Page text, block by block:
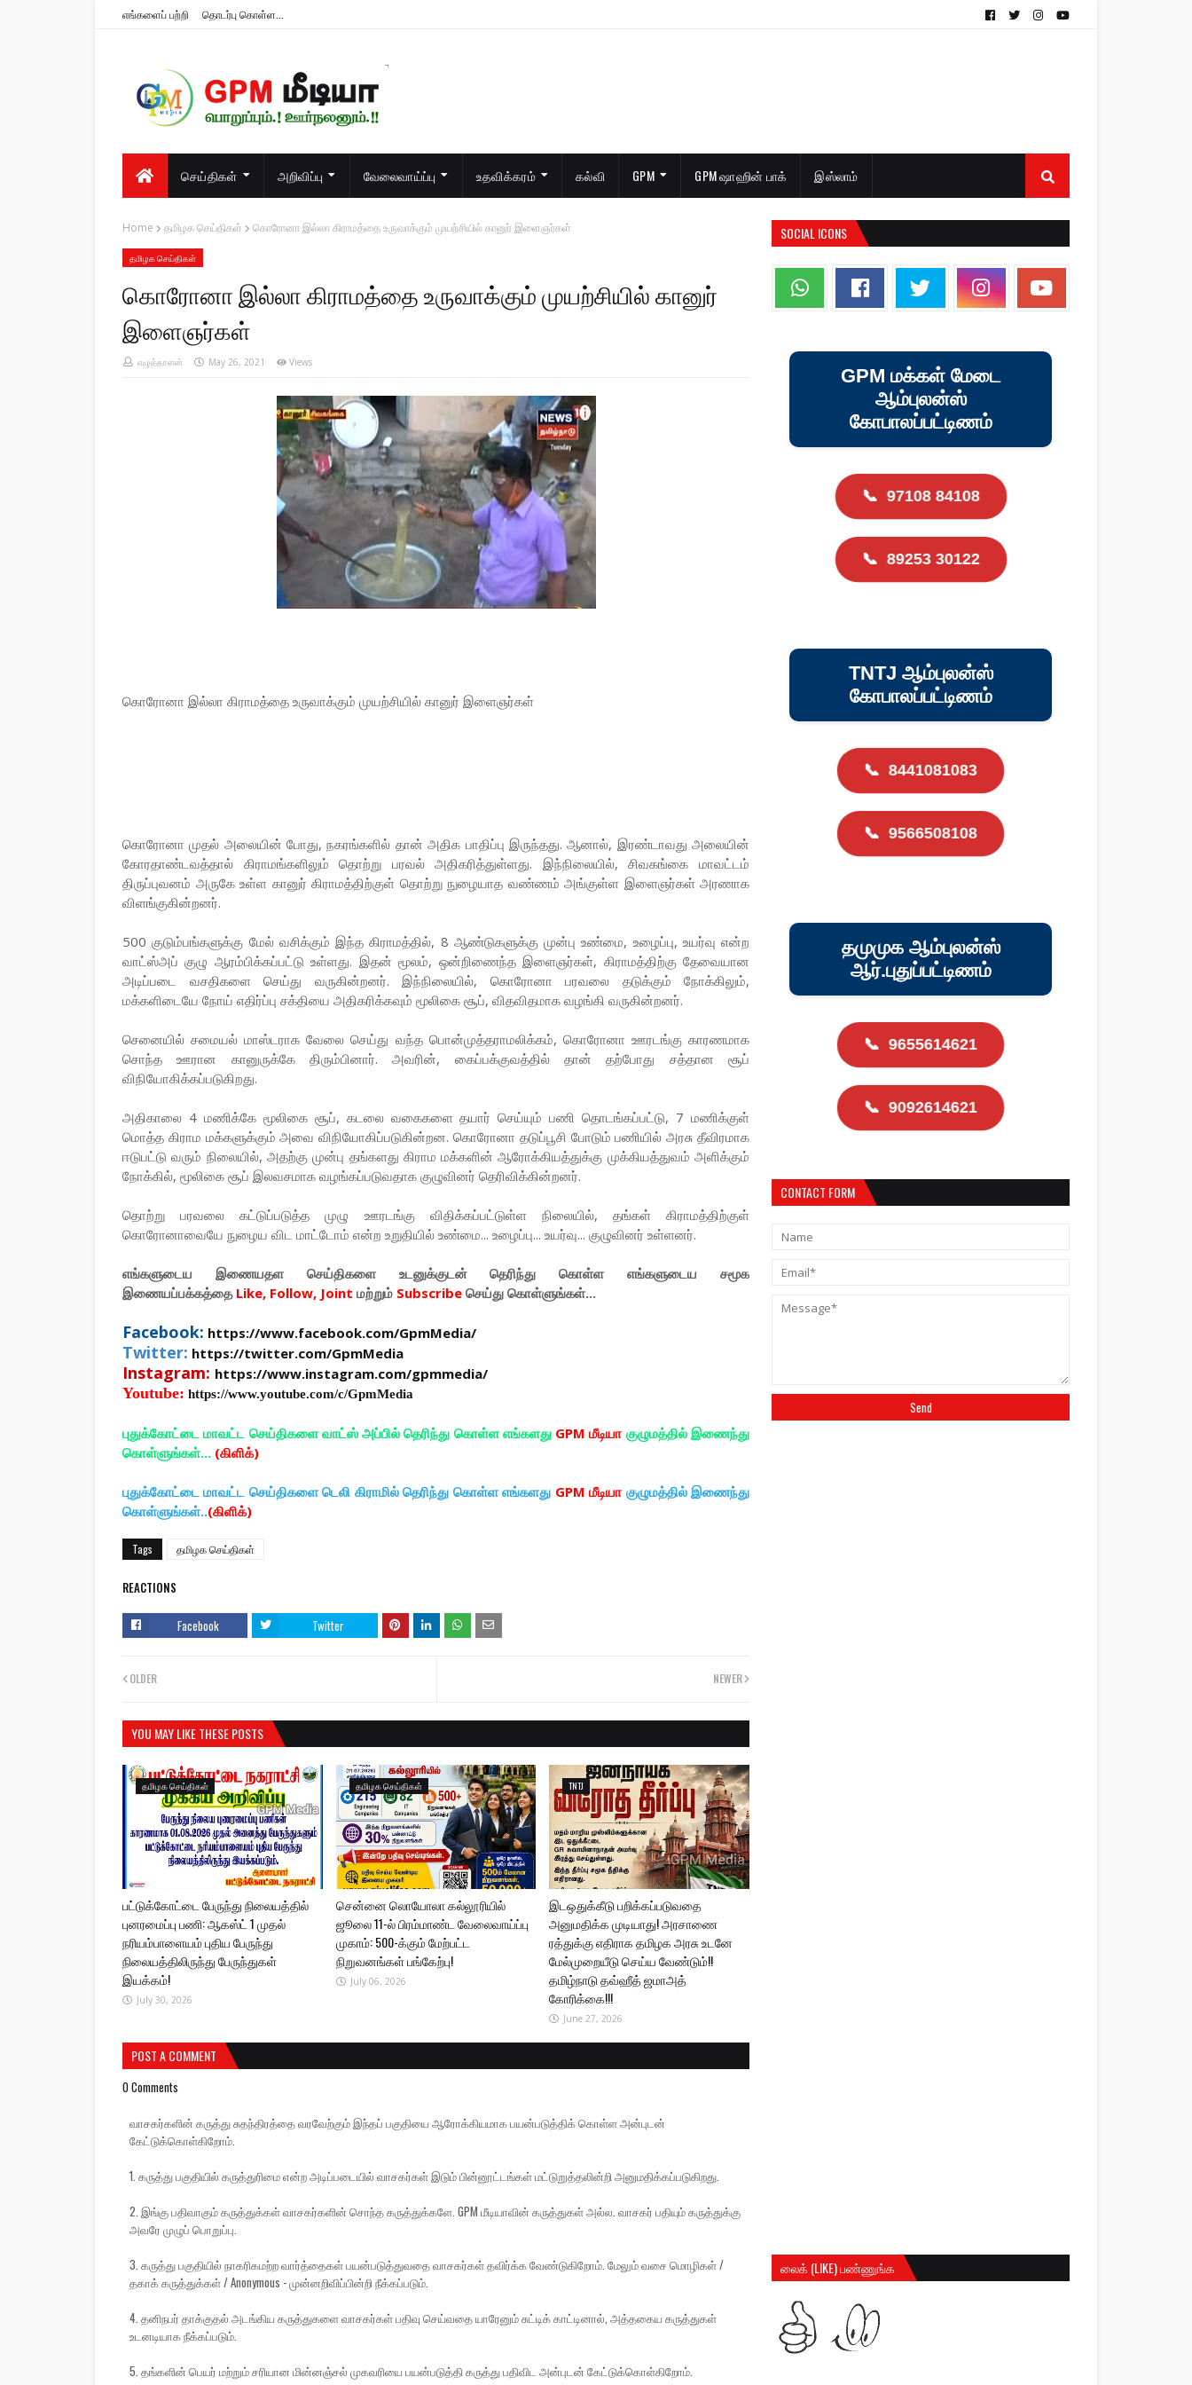
எங்களைப் பற்றி தொடர்பு கொள்ள...
செய்திகள்
அறிவிப்பு வேலைவாய்ப்பு உதவிக்கரம் கல்வி GPM GPM ஷாஹின் பாக் இஸ்லாம்
Home தமிழக செய்திகள் கொரோனா இல்லா கிராமத்தை உருவாக்கும் முயற்சியில் கானுர் இளைஞர்கள்
தமிழக செய்திகள்
கொரோனா இல்லா கிராமத்தை உருவாக்கும் முயற்சியில் கானுர்
இளைஞர்கள்
எழுத்தாளன் May 26, 2021 Views
கொரோனா இல்லா கிராமத்தை உருவாக்கும் முயற்சியில் கானுர் இளைஞர்கள்
கொரோனா முதல் அலையின் போது, நகரங்களில் தான் அதிக பாதிப்பு இருந்தது. ஆனால், இரண்டாவது அலையின்
கோரதாண்டவத்தால் கிராமங்களிலும் தொற்று பரவல் அதிகரித்துள்ளது. இந்நிலையில், சிவகங்கை மாவட்டம்
திருப்புவனம் அருகே உள்ள கானுர் கிராமத்திற்குள் தொற்று நுழையாத வண்ணம் அங்குள்ள இளைஞர்கள் அரணாக
விளங்குகின்றனர்.
500 குடும்பங்களுக்கு மேல் வசிக்கும் இந்த கிராமத்தில், 8 ஆண்டுகளுக்கு முன்பு உண்மை, உழைப்பு, உயர்வு என்ற
வாட்ஸ்அப் குழு ஆரம்பிக்கப்பட்டு உள்ளது. இதன் மூலம், ஒன்றிணைந்த இளைஞர்கள், கிராமத்திற்கு தேவையான
அடிப்படை வசதிகளை செய்து வருகின்றனர். இந்நிலையில், கொரோனா பரவலை தடுக்கும் நோக்கிலும்,
மக்களிடையே நோய் எதிர்ப்பு சக்தியை அதிகரிக்கவும் மூலிகை சூப், விதவிதமாக வழங்கி வருகின்றனர்.
செனையில் சமையல் மாஸ்டராக வேலை செய்து வந்த பொன்முத்தராமலிக்கம், கொரோனா ஊரடங்கு காரணமாக
சொந்த ஊரான கானுருக்கே திரும்பினார். அவரின், கைப்பக்குவத்தில் தான் தற்போது சத்தான சூப்
விநியோகிக்கப்படுகிறது.
அதிகாலை 4 மணிக்கே மூலிகை சூப், கடலை வகைகளை தயார் செய்யும் பணி தொடங்கப்பட்டு, 7 மணிக்குள்
மொத்த கிராம மக்களுக்கும் அவை விநியோகிப்படுகின்றன. கொரோனா தடுப்பூசி போடும் பணியில் அரசு தீவிரமாக
ஈடுபட்டு வரும் நிலையில், அதற்கு முன்பு தங்களது கிராம மக்களின் ஆரோக்கியத்துக்கு முக்கியத்துவம் அளிக்கும்
நோக்கில், மூலிகை சூப் இலவசமாக வழங்கப்படுவதாக குழுவினர் தெரிவிக்கின்றனர்.
தொற்று பரவலை கட்டுப்படுத்த முழு ஊரடங்கு விதிக்கப்பட்டுள்ள நிலையில், தங்கள் கிராமத்திற்குள்
கொரோனாவையே நுழைய விட மாட்டோம் என்ற உறுதியில் உண்மை... உழைப்பு... உயர்வு... குழுவினர் உள்ளனர்.
எங்களுடைய இணையதள செய்திகளை உடனுக்குடன் தெரிந்து கொள்ளஎங்களுடைய சமூக
இணையப்பக்கத்தை Like, Follow, Joint மற்றும் Subscribe செய்து கொள்ளுங்கள்...
Facebook: https://www.facebook.com/GpmMedia/
Twitter: https://twitter.com/GpmMedia
Instagram: https://www.instagram.com/gpmmedia/
Youtube: https://www.youtube.com/c/GpmMedia
புதுக்கோட்டை மாவட்ட செய்திகளை வாட்ஸ் அப்பில் தெரிந்து கொள்ள எங்களது GPM மீடியா குழுமத்தில் இணைந்து
கொள்ளுங்கள்... (கிளிக்)
புதுக்கோட்டை மாவட்ட செய்திகளை டெலி கிராமில் தெரிந்து கொள்ள எங்களது GPM மீடியா குழுமத்தில் இணைந்து
கொள்ளுங்கள்..(கிளிக்)
Tags தமிழக செய்திகள்
REACTIONS
Facebook Twitter
NEWER
OLDER
YOU MAY LIKE THESE POSTS
தமிழக செய்திகள்
பட்டுக்கோட்டை பேருந்து நிலையத்தில்
புனரமைப்பு பணி: ஆகஸ்ட் 1 முதல்
நரியம்பாளையம் புதிய பேருந்து
நிலையத்திலிருந்து பேருந்துகள்
இயக்கம்!
July 30, 2026
தமிழக செய்திகள்
சென்னை லொயோலா கல்லூரியில்
ஜூலை 11-ல் பிரம்மாண்ட வேலைவாய்ப்பு
முகாம்: 500-க்கும் மேற்பட்ட
நிறுவனங்கள் பங்கேற்பு!
July 06, 2026
TNTJ
இடஒதுக்கீடு பறிக்கப்படுவதை
அனுமதிக்க முடியாது! அரசாணை
ரத்துக்கு எதிராக தமிழக அரசு உடனே
மேல்முறையீடு செய்ய வேண்டும்!!
தமிழ்நாடு தவ்ஹீத் ஜமாஅத்
கோரிக்கை!!!
June 27, 2026
POST A COMMENT
0 Comments
வாசகர்களின் கருத்து சுதந்திரத்தை வரவேற்கும் இந்தப் பகுதியை ஆரோக்கியமாக பயன்படுத்திக் கொள்ள அன்புடன்
கேட்டுக்கொள்கிறோம்.
1. கருத்து பகுதியில் கருத்துரிமை என்ற அடிப்படையில் வாசகர்கள் இடும் பின்னூட்டங்கள் மட்டுறுத்தலின்றி அனுமதிக்கப்படுகிறது.
2. இங்கு பதிவாகும் கருத்துக்கள் வாசகர்களின் சொந்த கருத்துக்களே. GPM மீடியாவின் கருத்துகள் அல்ல. வாசகர் பதியும் கருத்துக்கு
அவரே முழுப் பொறுப்பு.
3. கருத்து பகுதியில் நாகரிகமற்ற வார்த்தைகள் பயன்படுத்துவதை வாசகர்கள் தவிர்க்க வேண்டுகிறோம். மேலும் வசை மொழிகள் /
தகாக் கருத்துக்கள் / Anonymous - முன்னறிவிப்பின்றி நீக்கப்படும்.
4. தனிநபர் தாக்குதல் அடங்கிய கருத்துகளை வாசகர்கள் பதிவு செய்வதை யாரேனும் சுட்டிக் காட்டினால், அத்தகைய கருத்துகள்
உடனடியாக நீக்கப்படும்.
5. தங்களின் பெயர் மற்றும் சரியான மின்னஞ்சல் முகவரியை பயன்படுத்தி கருத்து பதிவிட அன்புடன் கேட்டுக்கொள்கிறோம்.
SOCIAL ICONS
GPM மக்கள் மேடை
ஆம்புலன்ஸ்
கோபாலப்பட்டிணம்
📞 97108 84108
📞 89253 30122
TNTJ ஆம்புலன்ஸ்
கோபாலப்பட்டிணம்
📞 8441081083
📞 9566508108
தமுமுக ஆம்புலன்ஸ்
ஆர்.புதுப்பட்டிணம்
📞 9655614621
📞 9092614621
CONTACT FORM
லைக் (LIKE) பண்ணுங்க